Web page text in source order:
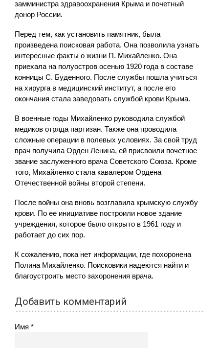
замминистра здравоохранения Крыма и почетный
донор России.
Перед тем, как установить памятник, была
произведена поисковая работа. Она позволила узнать
интересные факты о жизни П. Михайленко. Она
приехала на полуостров осенью 1920 года в составе
конницы С. Буденного. После службы пошла учиться
на хирурга в медицинский институт, а после его
окончания стала заведовать службой крови Крыма.
В военные годы Михайленко руководила службой
медиков отряда партизан. Также она проводила
сложные операции в полевых условиях. За свой труд
врач получила Орден Ленина, ей присвоили почетное
звание заслуженного врача Советского Союза. Кроме
того, Михайленко стала кавалером Ордена
Отечественной войны второй степени.
После войны она вновь возглавила крымскую службу
крови. По ее инициативе построили новое здание
учреждения, которое было открыто в 1961 году и
работает до сих пор.
К сожалению, пока нет информации, где похоронена
Полина Михайленко. Поисковики надеются найти и
благоустроить место захоронения врача.
Добавить комментарий
Имя